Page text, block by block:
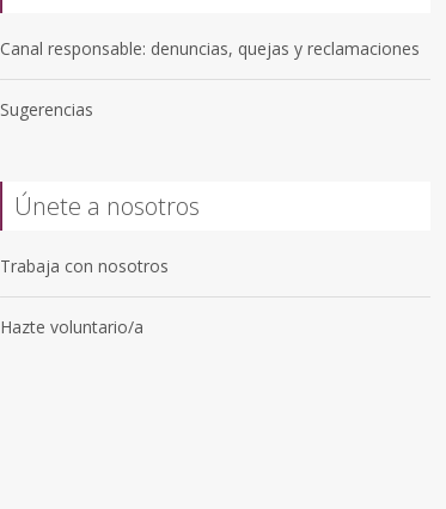
Canal responsable: denuncias, quejas y reclamaciones
Sugerencias
Únete a nosotros
Trabaja con nosotros
Hazte voluntario/a